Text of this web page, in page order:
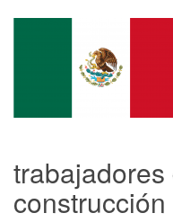
trabajadores
construcción